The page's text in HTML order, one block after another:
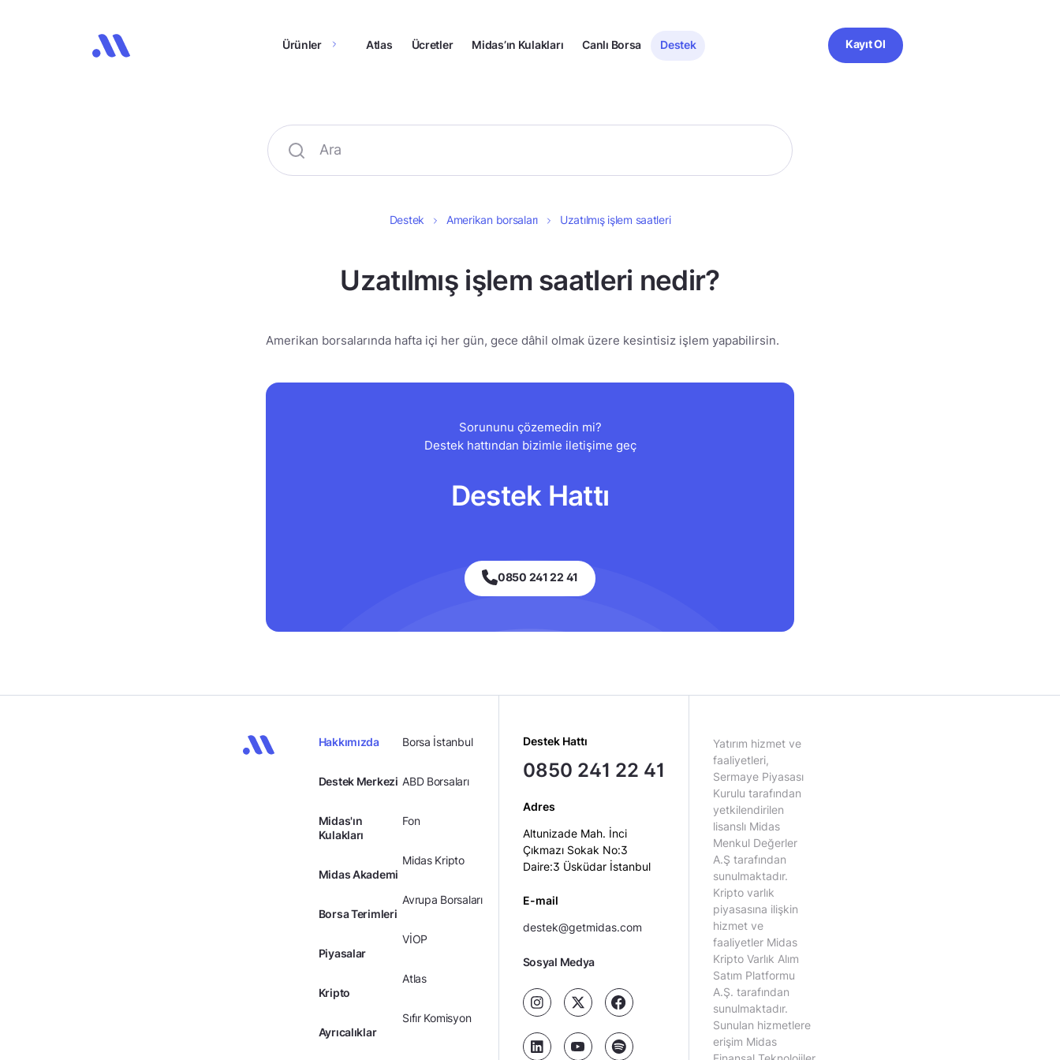
Ürünler Atlas Ücretler Midas’ın Kulakları Canlı Borsa Destek Kayıt Ol
Destek Amerikan borsaları Uzatılmış işlem saatleri
Uzatılmış işlem saatleri nedir?
Amerikan borsalarında hafta içi her gün, gece dâhil olmak üzere kesintisiz işlem yapabilirsin.
Sorununu çözemedin mi?
Destek hattından bizimle iletişime geç
Destek Hattı
0850 241 22 41
Hakkımızda
Destek Merkezi
Midas'ın
Kulakları
Midas Akademi
Borsa Terimleri
Piyasalar
Kripto
Ayrıcalıklar
Borsa İstanbul
ABD Borsaları
Fon
Midas Kripto
Avrupa Borsaları
VİOP
Atlas
Sıfır Komisyon
Destek Hattı
0850 241 22 41
Adres
Altunizade Mah. İnci
Çıkmazı Sokak No:3
Daire:3 Üsküdar İstanbul
E-mail
destek@getmidas.com
Sosyal Medya
Yatırım hizmet ve
faaliyetleri,
Sermaye Piyasası
Kurulu tarafından
yetkilendirilen
lisanslı Midas
Menkul Değerler
A.Ş tarafından
sunulmaktadır.
Kripto varlık
piyasasına ilişkin
hizmet ve
faaliyetler Midas
Kripto Varlık Alım
Satım Platformu
A.Ş. tarafından
sunulmaktadır.
Sunulan hizmetlere
erişim Midas